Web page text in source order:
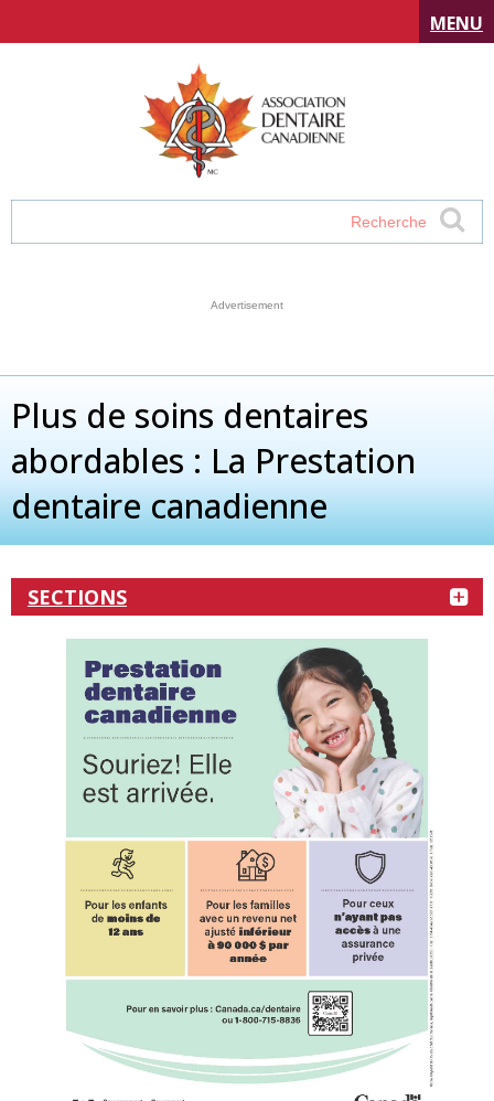
MENU
Plus de soins dentaires
abordables : La Prestation
dentaire canadienne
SECTIONS